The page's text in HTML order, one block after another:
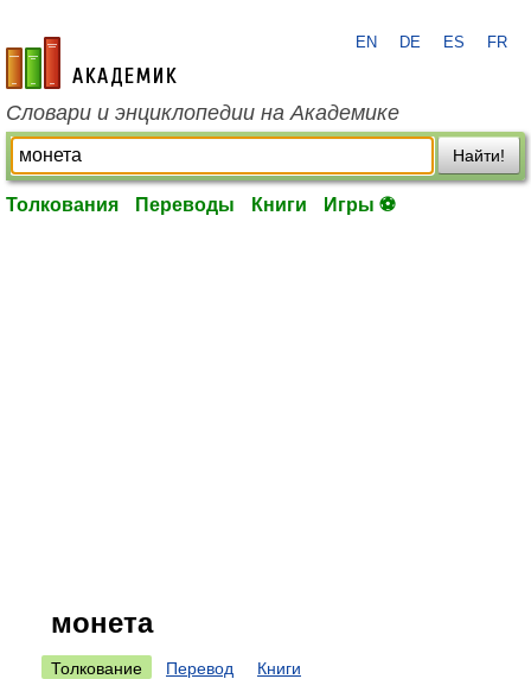
academic.ru
EN DE ES FR
Словари и энциклопедии на Академике
Найти!
Толкования Переводы Книги Игры ⚽
монета
Толкование Перевод Книги